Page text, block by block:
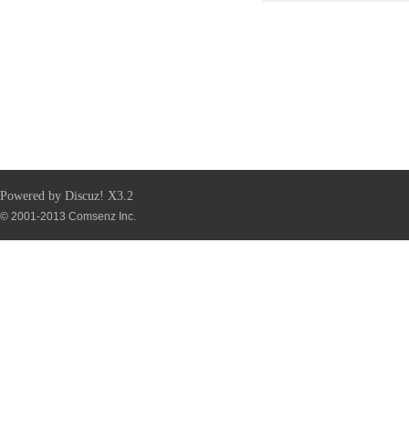
Powered by Discuz! X3.2
© 2001-2013 Comsenz Inc.